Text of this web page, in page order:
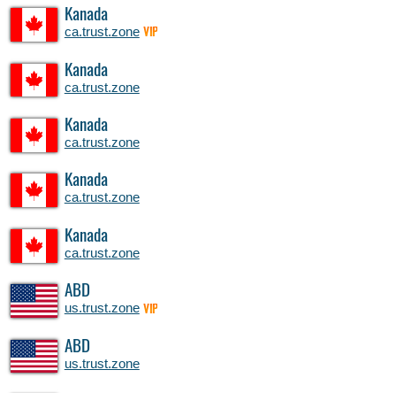
Kanada
ca.trust.zone VIP
Kanada
ca.trust.zone
Kanada
ca.trust.zone
Kanada
ca.trust.zone
Kanada
ca.trust.zone
ABD
us.trust.zone VIP
ABD
us.trust.zone